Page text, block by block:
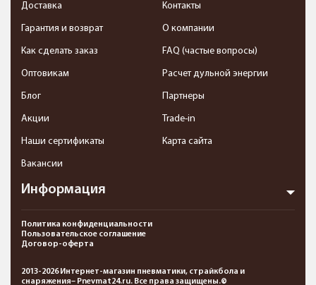
Информация
Доставка
Гарантия и возврат
Как сделать заказ
Оптовикам
Блог
Акции
Наши сертификаты
Вакансии
Контакты
О компании
FAQ (частые вопросы)
Расчет дульной энергии
Партнеры
Trade-in
Карта сайта
Политика конфиденциальности
Пользовательское соглашение
Договор-оферта
2013-2026 Интернет-магазин пневматики, страйкбола и
снаряжения– Pnevmat24.ru. Все права защищены.©